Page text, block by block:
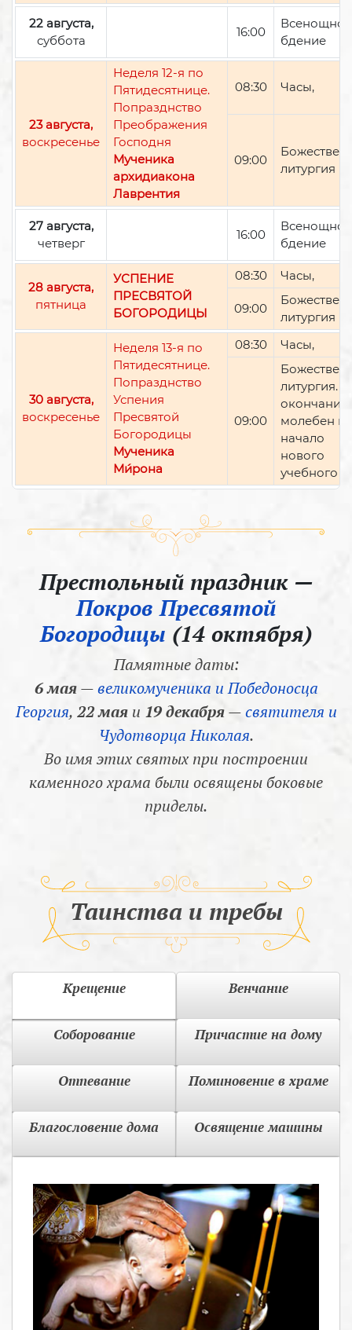
22 августа,
суббота
16:00
Всенощное
бдение
23 августа,
воскресенье
Неделя 12-я по
Пятидесятнице.
Попразднство
Преображения
Господня
Мученика
архидиакона
Лаврентия
08:30 Часы,
09:00
литургия
27 августа,
четверг
16:00
Всенощное
бдение
28 августа,
пятница
УСПЕНИЕ
ПРЕСВЯТОЙ
БОГОРОДИЦЫ
08:30 Часы,
09:00
литургия
30 августа,
воскресенье
Неделя 13-я по
Пятидесятнице.
Попразднство
Успения
Пресвятой
Богородицы
Мученика
Ми́рона
08:30 Часы,
09:00
литургия.
окончании
молебен
начало
нового
учебного
Престольный праздник —
Покров Пресвятой
Богородицы (14 октября)
Памятные даты:
6 мая—великомученика и Победоносца
Георгия, 22 маяи 19 декабря—святителя и
Чудотворца Николая.
Во имя этих святых при построении
каменного храма были освящены боковые
приделы.
Таинства и требы
Крещение Венчание
Соборование Причастие на дому
Отпевание Поминовение в храме
Благословение дома Освящение машины